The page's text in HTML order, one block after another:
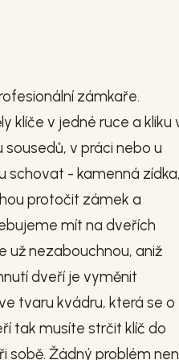
zámkaře.
klíče v jedné ruce a kliku
sousedů, v práci nebo u
schovat - kamenná zídka,
protočit zámek a
mít na dveřích
už nezabouchnou, aniž
dveří je vyměnit
tvaru kvádru, která se o
tak musíte strčit klíč do
sobě. Žádný problém